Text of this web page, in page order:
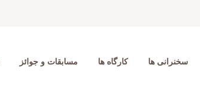
سخنرانی ها کارگاه ها مسابقات و جوائز